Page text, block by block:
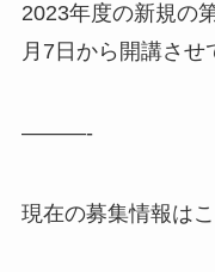
2023年度の新規の
月7日から開講させ
———-
現在の募集情報は